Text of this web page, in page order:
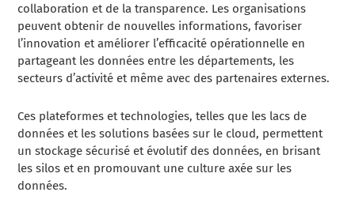
collaboration et de la transparence. Les organisations
peuvent obtenir de nouvelles informations, favoriser
l’innovation et améliorer l’efficacité opérationnelle en
partageant les données entre les départements, les
secteurs d’activité et même avec des partenaires externes.
Ces plateformes et technologies, telles que les lacs de
données et les solutions basées sur le cloud, permettent
un stockage sécurisé et évolutif des données, en brisant
les silos et en promouvant une culture axée sur les
données.